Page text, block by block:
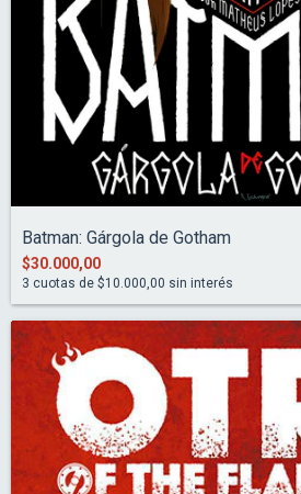
Batman: Gárgola de Gotham
$30.000,00
3 cuotas de $10.000,00 sin interés